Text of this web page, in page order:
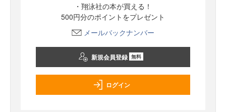
・翔泳社の本が買える！
500円分のポイントをプレゼント
メールバックナンバー
新規会員登録 無料
ログイン